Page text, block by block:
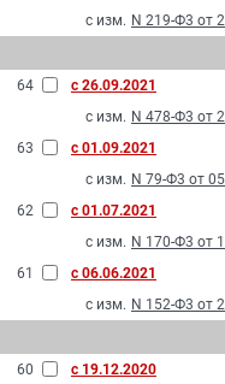
с изм. N 219-Ф3 от
64
с 26.09.2021
с изм. N 478-Ф3 от
63
с 01.09.2021
с изм. N 79-Ф3 от
62
с 01.07.2021
с изм. N 170-Ф3 от
61
с 06.06.2021
с изм. N 152-Ф3 от
60
с 19.12.2020